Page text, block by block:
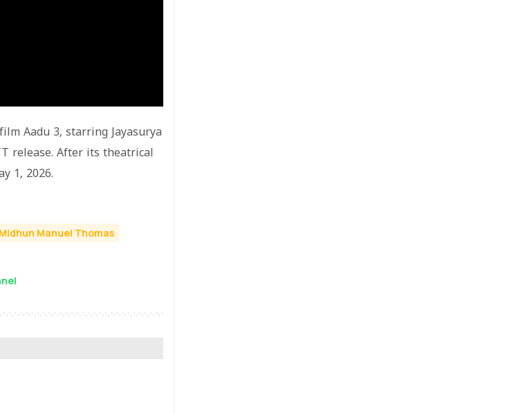
Aadu 3, starring Jayasurya
release. After its theatrical
1, 2026.
Midhun Manuel Thomas